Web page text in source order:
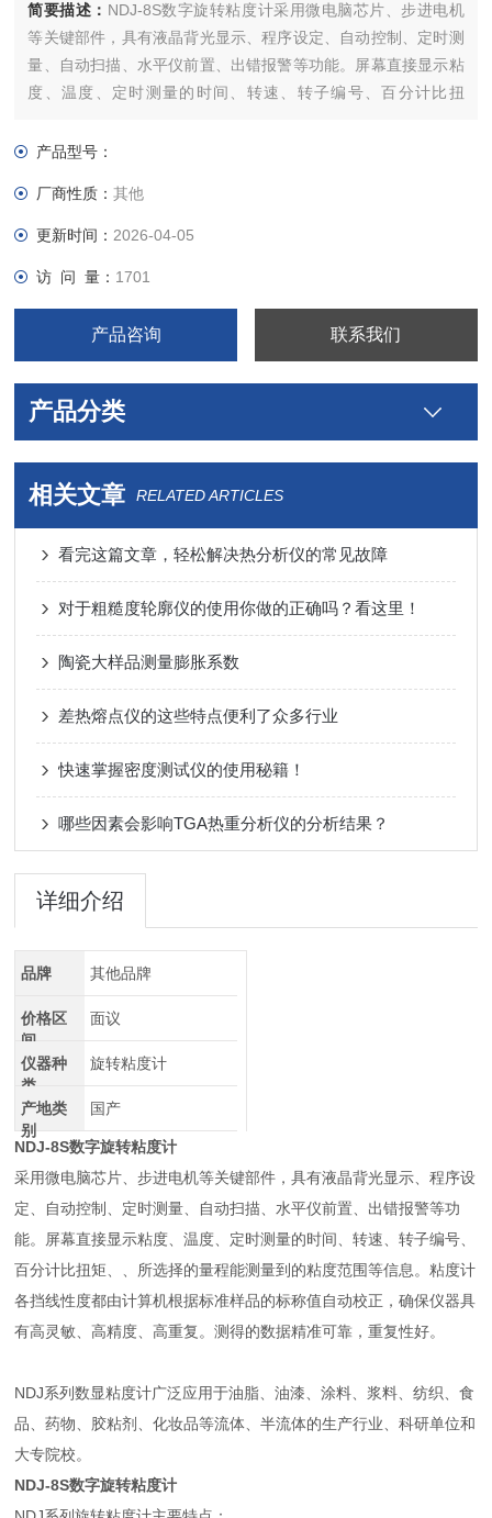
简要描述： NDJ-8S数字旋转粘度计采用微电脑芯片、步进电机
等关键部件，具有液晶背光显示、程序设定、自动控制、定时测
量、自动扫描、水平仪前置、出错报警等功能。屏幕直接显示粘
度、温度、定时测量的时间、转速、转子编号、百分计比扭
产品型号：
厂商性质：其他
更新时间： 2026-04-05
访 问 量： 1701
产品咨询 联系我们
产品分类
相关文章 RELATED ARTICLES
看完这篇文章，轻松解决热分析仪的常见故障
对于粗糙度轮廓仪的使用你做的正确吗？看这里！
陶瓷大样品测量膨胀系数
差热熔点仪的这些特点便利了众多行业
快速掌握密度测试仪的使用秘籍！
哪些因素会影响TGA热重分析仪的分析结果？
详细介绍
品牌 其他品牌
价格区
间
面议
仪器种
类
旋转粘度计
产地类
别
国产
NDJ-8S数字旋转粘度计
采用微电脑芯片、步进电机等关键部件，具有液晶背光显示、程序设
定、自动控制、定时测量、自动扫描、水平仪前置、出错报警等功
能。屏幕直接显示粘度、温度、定时测量的时间、转速、转子编号、
百分计比扭矩、、所选择的量程能测量到的粘度范围等信息。粘度计
各挡线性度都由计算机根据标准样品的标称值自动校正，确保仪器具
有高灵敏、高精度、高重复。测得的数据精准可靠，重复性好。
NDJ系列数显粘度计广泛应用于油脂、油漆、涂料、浆料、纺织、食
品、药物、胶粘剂、化妆品等流体、半流体的生产行业、科研单位和
大专院校。
NDJ-8S数字旋转粘度计